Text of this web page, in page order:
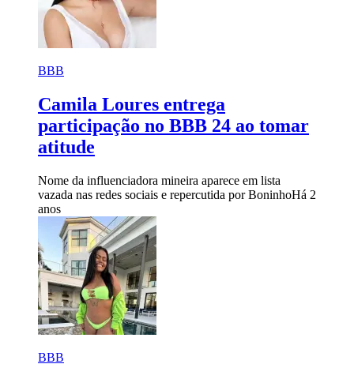
BBB
Camila Loures entrega
participação no BBB 24 ao tomar
atitude
Nome da influenciadora mineira aparece em lista
vazada nas redes sociais e repercutida por BoninhoHá 2
anos
BBB